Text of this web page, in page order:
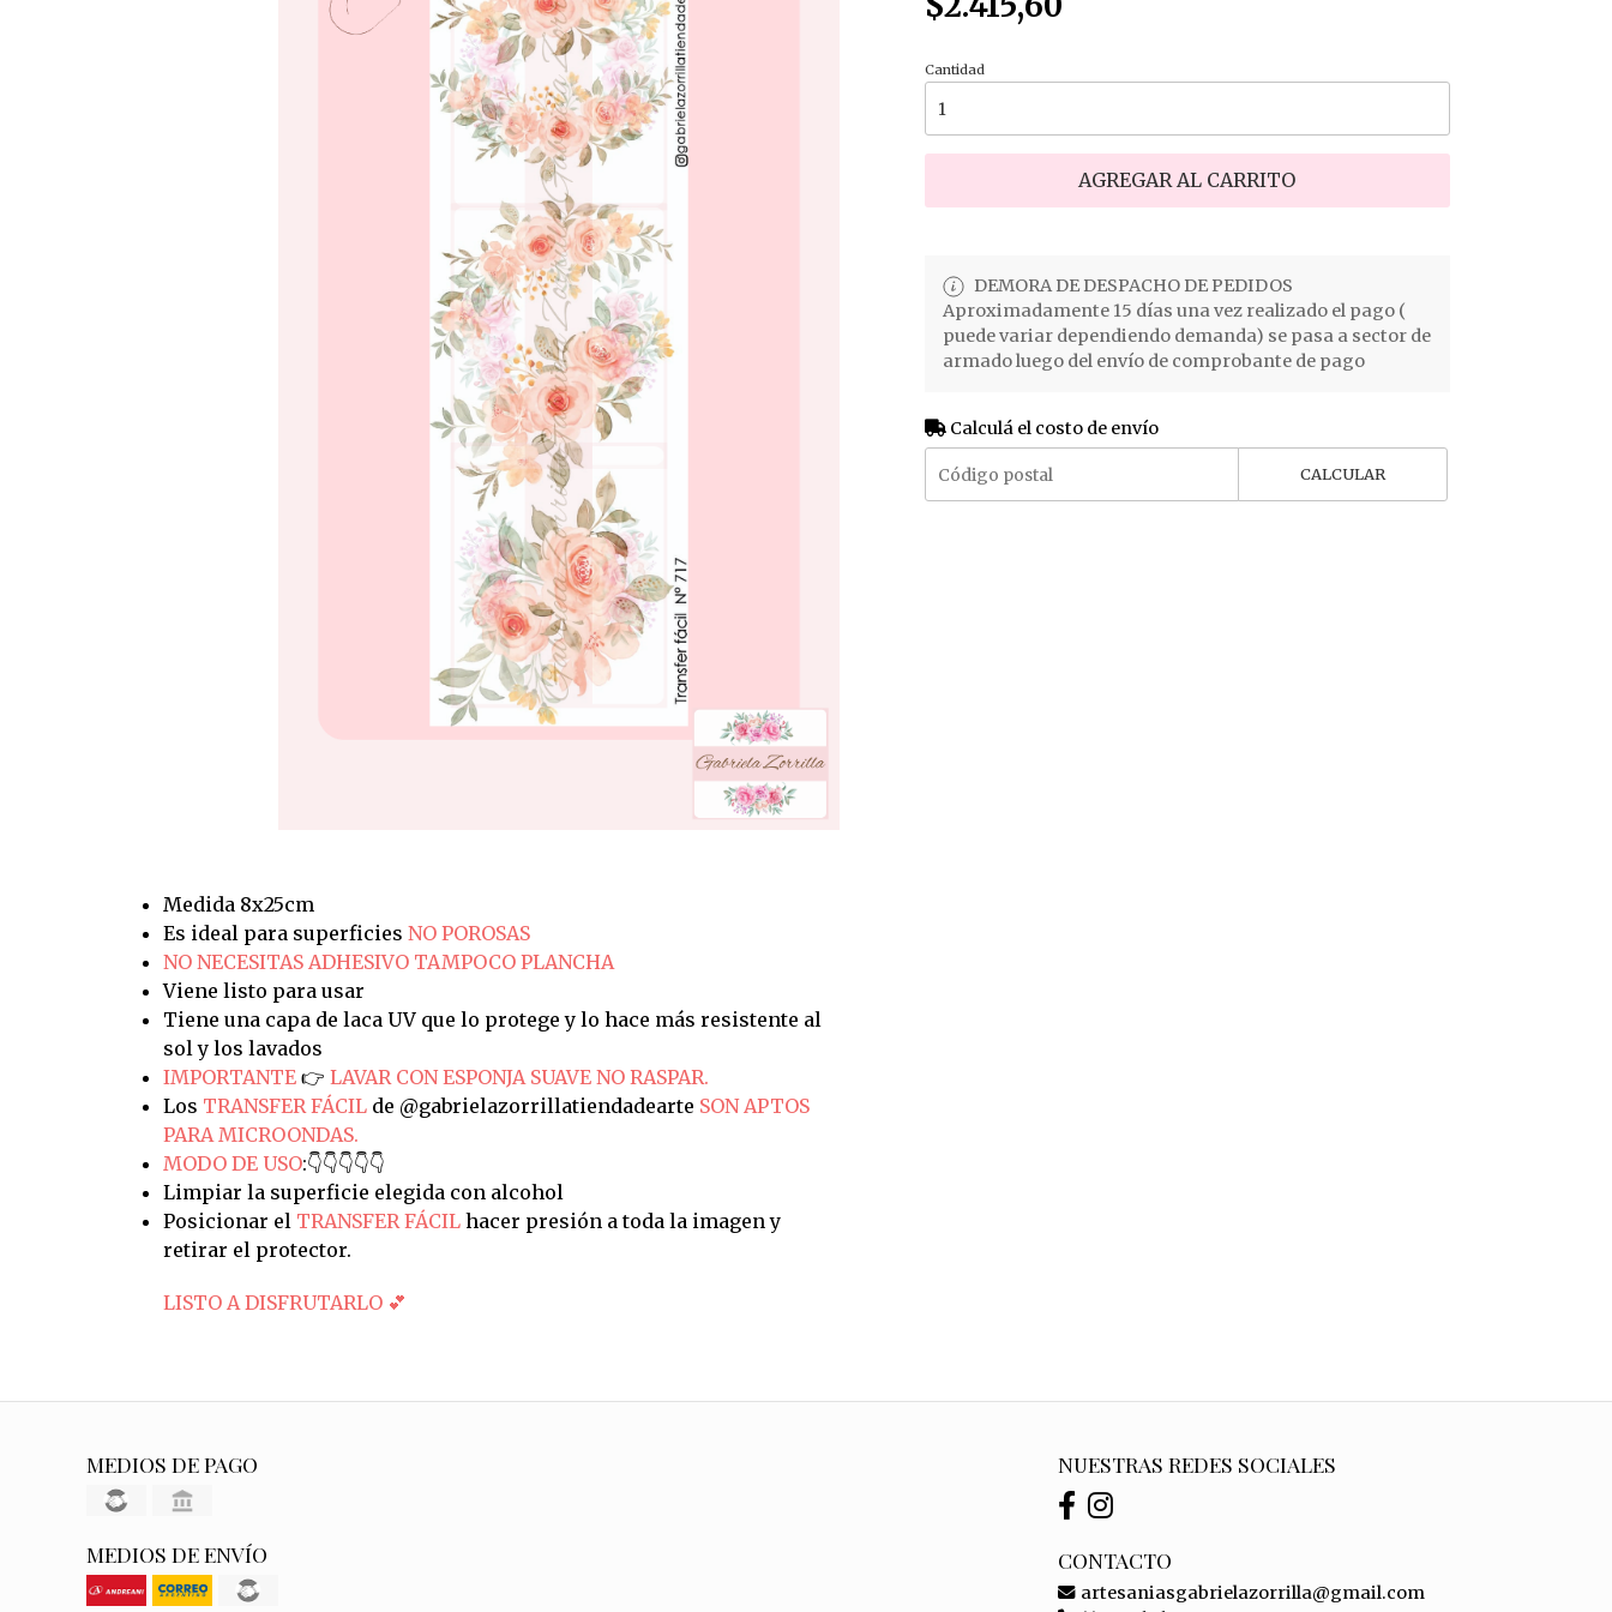
Medida 8x25cm
Es ideal para superficies NO POROSAS
NO NECESITAS ADHESIVO TAMPOCO PLANCHA
Viene listo para usar
Tiene una capa de laca UV que lo protege y lo hace más resistente al
sol y los lavados
IMPORTANTE 👉 LAVAR CON ESPONJA SUAVE NO RASPAR.
Los TRANSFER FÁCILde @gabrielazorrillatiendadearte SON APTOS
PARA MICROONDAS.
MODO DE USO:👇👇👇👇👇
Limpiar la superficie elegida con alcohol
Posicionar el TRANSFER FÁCILhacer presión a toda la imagen y
retirar el protector.
LISTO A DISFRUTARLO 💕
Cantidad
AGREGAR AL CARRITO
DEMORA DE DESPACHO DE PEDIDOS
Aproximadamente 15 días una vez realizado el pago (
puede variar dependiendo demanda) se pasa a sector de
armado luego del envío de comprobante de pago
Calculá el costo de envío
CALCULAR
MEDIOS DE PAGO
MEDIOS DE ENVÍO
NUESTRAS REDES SOCIALES
CONTACTO
artesaniasgabrielazorrilla@gmail.com